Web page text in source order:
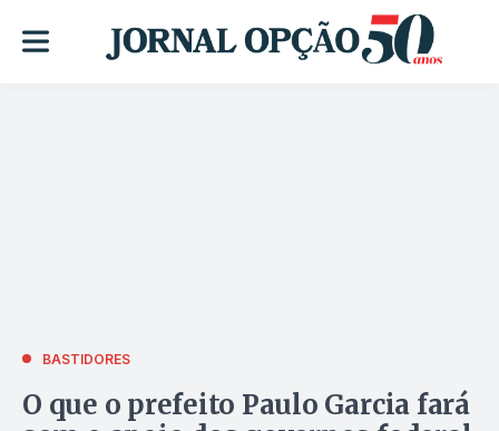
BASTIDORES
O que o prefeito Paulo Garcia fará